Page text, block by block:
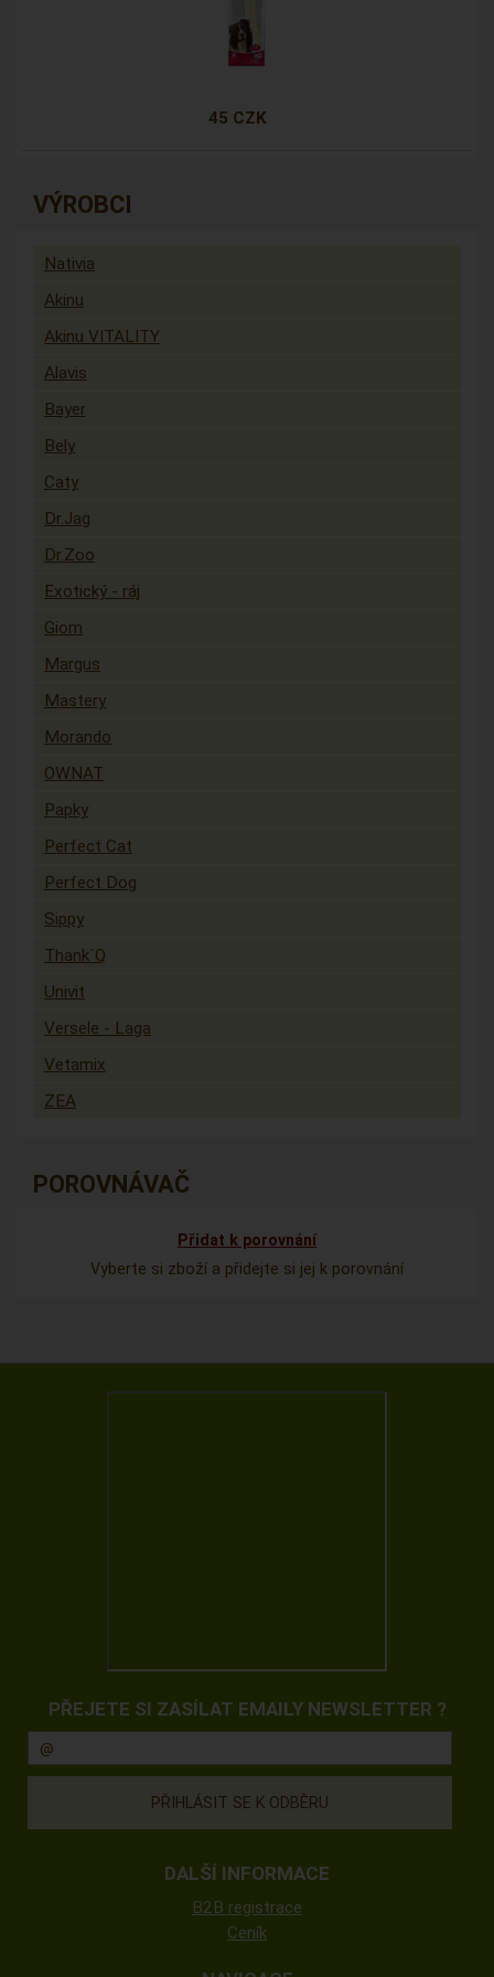
45 CZK
VÝROBCI
Nativia
Akinu
Akinu VITALITY
Alavis
Bayer
Bely
Caty
Dr.Jag
Dr.Zoo
Exotický - ráj
Giom
Margus
Mastery
Morando
OWNAT
Papky
Perfect Cat
Perfect Dog
Sippy
Thank´Q
Univit
Versele - Laga
Vetamix
ZEA
POROVNÁVAČ
Přidat k porovnání
Vyberte si zboží a přidejte si jej k porovnání
PŘEJETE SI ZASÍLAT EMAILY NEWSLETTER ?
DALŠÍ INFORMACE
B2B registrace
Ceník